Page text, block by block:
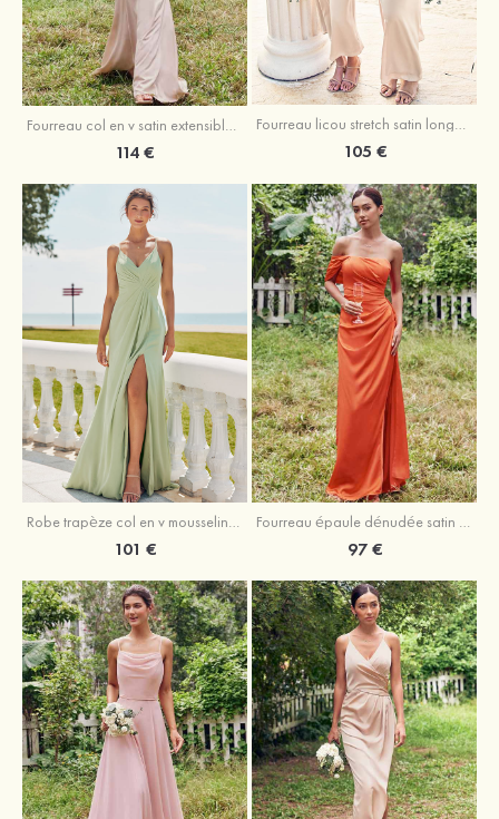
Fourreau col en v satin extensible ras du sol robe de demoiselle d'honneur
114 €
Fourreau licou stretch satin longueur cheville robe de demoiselle d'honneur
105 €
Robe trapèze col en v mousseline ras du sol robe de demoiselle d'honneur
101 €
Fourreau épaule dénudée satin extensible ras du sol robe de demoiselle d'honneur
97 €